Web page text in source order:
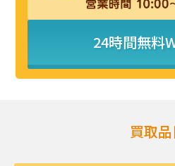
24時間無料
買取品